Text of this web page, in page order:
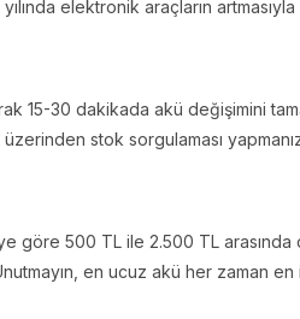
elektronik araçların
15-30 dakikada akü değişimini
stok sorgulaması
göre 500 TL ile 2.500 TL
en ucuz akü her zaman